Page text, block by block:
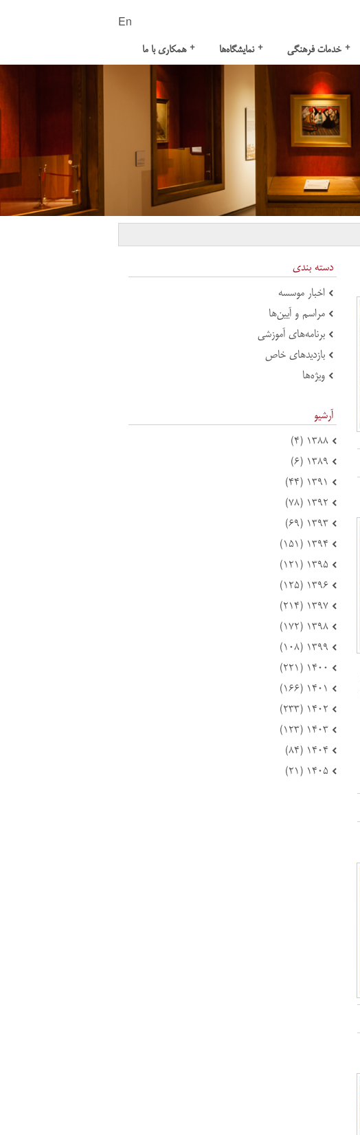
En
همکاری با ما + نمایشگاه‌ها + خدمات فرهنگی +
دسته بندی
اخبار موسسه
مراسم و آیین‌ها
برنامه‌های آموزشی
بازدید‌های خاص
ویژه‌ها
آرشیو
۱۳۸۸ (۴)
۱۳۸۹ (۶)
۱۳۹۱ (۴۴)
۱۳۹۲ (۷۸)
۱۳۹۳ (۶۹)
۱۳۹۴ (۱۵۱)
۱۳۹۵ (۱۲۱)
۱۳۹۶ (۱۲۵)
۱۳۹۷ (۲۱۴)
۱۳۹۸ (۱۷۲)
۱۳۹۹ (۱۰۸)
۱۴۰۰ (۲۲۱)
۱۴۰۱ (۱۶۶)
۱۴۰۲ (۲۳۳)
۱۴۰۳ (۱۲۳)
۱۴۰۴ (۸۴)
۱۴۰۵ (۲۱)